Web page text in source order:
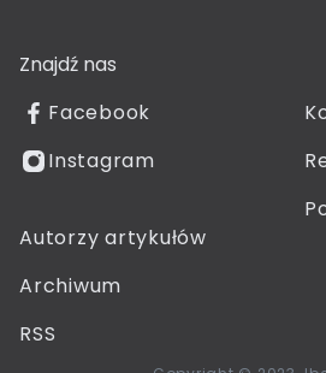
Znajdź nas
Facebook
Instagram
Autorzy artykułów
Archiwum
RSS